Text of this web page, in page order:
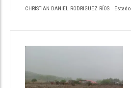
CHRISTIAN DANIEL RODRIGUEZ RÍOS Estado